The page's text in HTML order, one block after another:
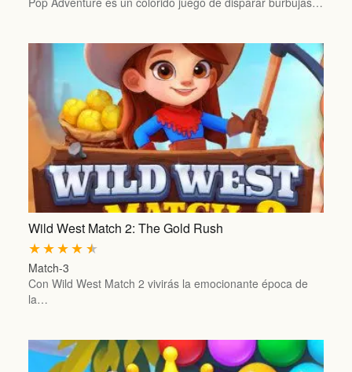
Wild West Match 2: The Gold Rush
★
★
★
★
★
Match-3
Con Wild West Match 2 vivirás la emocionante época de
la…